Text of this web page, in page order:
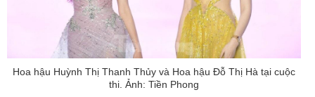
Hoa hậu Huỳnh Thị Thanh Thủy và Hoa hậu Đỗ Thị Hà tại cuộc
thi. Ảnh: Tiền Phong